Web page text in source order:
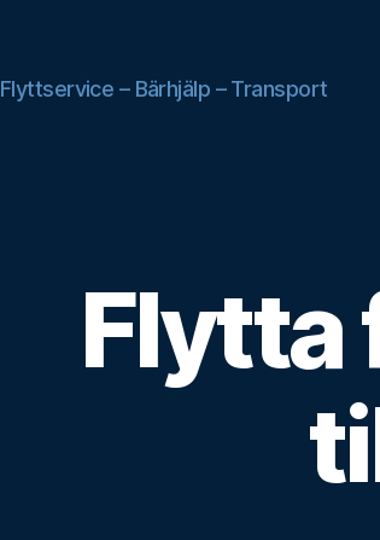
Flyttservice – Bärhjälp – Transport
Flytta